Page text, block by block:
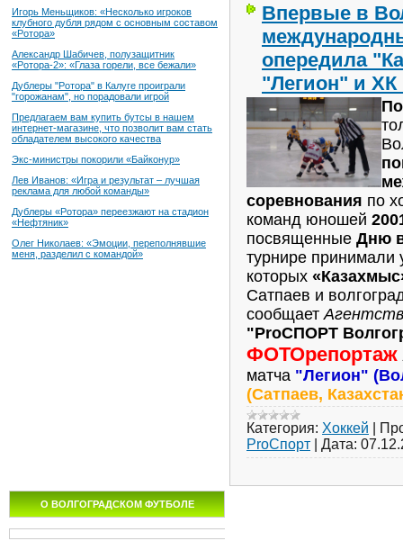
Игорь Меньщиков: «Несколько игроков
клубного дубля рядом с основным составом
«Ротора»
Александр Шабичев, полузащитник
«Ротора-2»: «Глаза горели, все бежали»
Дублеры "Ротора" в Калуге проиграли
"горожанам", но порадовали игрой
Предлагаем вам купить бутсы в нашем
интернет-магазине, что позволит вам стать
обладателем высокого качества
Экс-министры покорили «Байконур»
Лев Иванов: «Игра и результат – лучшая
реклама для любой команды»
Дублеры «Ротора» переезжают на стадион
«Нефтяник»
Олег Николаев: «Эмоции, переполнявшие
меня, разделил с командой»
О ВОЛГОГРАДСКОМ ФУТБОЛЕ
Впервые в
опередила
"Легион" и
соревнования по
команд юношей
посвященные Дню
турнире принимали
которых
Сатпаев и
сообщает
"ProСПОРТ
ФОТОрепортаж
матча "Легион"
(Сатпаев,
Категория: Хоккей
ProСпорт
Дата: